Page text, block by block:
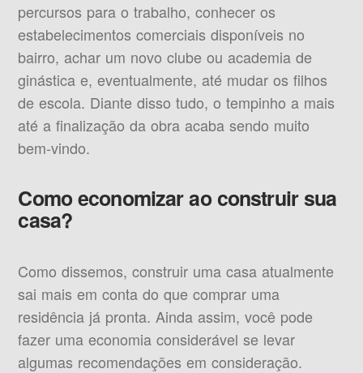
percursos para o trabalho, conhecer os
estabelecimentos comerciais disponíveis no
bairro, achar um novo clube ou academia de
ginástica e, eventualmente, até mudar os filhos
de escola. Diante disso tudo, o tempinho a mais
até a finalização da obra acaba sendo muito
bem-vindo.
Como economizar ao construir sua
casa?
Como dissemos, construir uma casa atualmente
sai mais em conta do que comprar uma
residência já pronta. Ainda assim, você pode
fazer uma economia considerável se levar
algumas recomendações em consideração.